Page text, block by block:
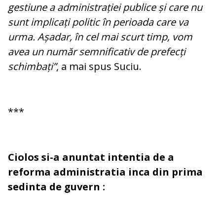
gestiune a administrației publice și care nu
sunt implicați politic în perioada care va
urma. Așadar, în cel mai scurt timp, vom
avea un număr semnificativ de prefecți
schimbați”, a mai spus Suciu.
***
Ciolos si-a anuntat intentia de a
reforma administratia inca din prima
sedinta de guvern :